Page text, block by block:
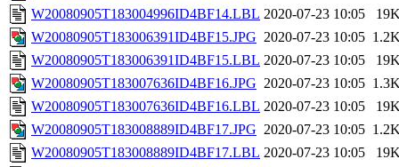
W20080905T183004996ID4BF14.LBL 2020-07-23 10:05
W20080905T183006391ID4BF15.JPG 2020-07-23 10:05
W20080905T183006391ID4BF15.LBL 2020-07-23 10:05
W20080905T183007636ID4BF16.JPG 2020-07-23 10:05
W20080905T183007636ID4BF16.LBL 2020-07-23 10:05
W20080905T183008889ID4BF17.JPG 2020-07-23 10:05
W20080905T183008889ID4BF17.LBL 2020-07-23 10:05